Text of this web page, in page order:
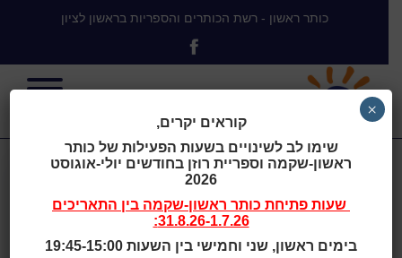
כותר ראשון - רשת הכותרים והספריות בראשון לציון
הרשמה לשירות גישה למאגרי מידע
מקוונים
למנויי כותר ראשון - רשת הכותרים והספריות בראשון לציון
קוראים יקרים,
שימו לב לשינויים בשעות הפעילות של כותר
ראשון-שקמה וספריית רוזן בחודשים יולי-אוגוסט
2026
שעות פתיחת כותר ראשון-שקמה בין התאריכים
31.8.26-1.7.26:
בימים ראשון, שני וחמישי בין השעות 19:45-15:00
×